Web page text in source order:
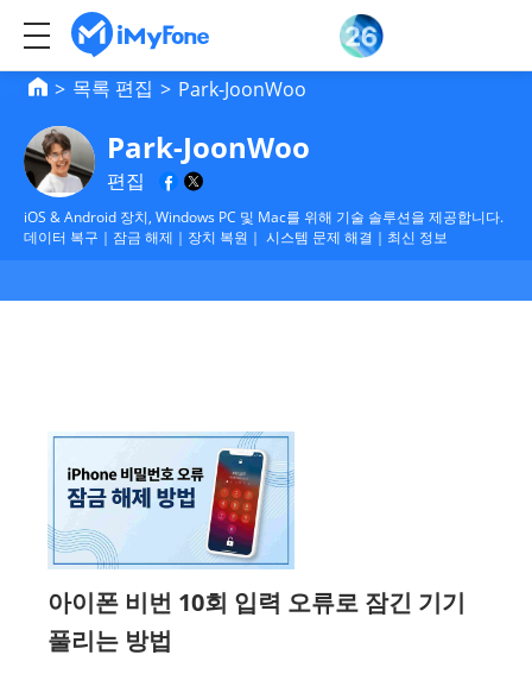
> 목록 편집 > Park-JoonWoo
Park-JoonWoo
편집
iOS & Android 장치, Windows PC 및 Mac를 위해 기술 솔루션을 제공합니다.
데이터 복구｜잠금 해제｜장치 복원｜ 시스템 문제 해결｜최신 정보
아이폰 비번 10회 입력 오류로 잠긴 기기
풀리는 방법